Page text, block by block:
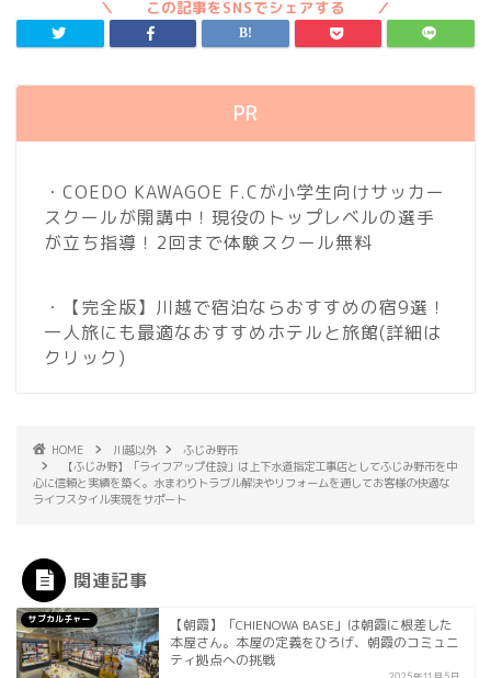
PR
・COEDO KAWAGOE F.Cが小学生向けサッカー
スクールが開講中！現役のトップレベルの選手
が立ち指導！2回まで体験スクール無料
・【完全版】川越で宿泊ならおすすめの宿9選！
一人旅にも最適なおすすめホテルと旅館(詳細は
クリック)
HOME 川越以外
ふじみ野市
【ふじみ野】「ライフアップ住設」は上下水道指定工事店としてふじみ野市を中
心に信頼と実績を築く。水まわりトラブル解決やリフォームを通してお客様の快適な
ライフスタイル実現をサポート
関連記事
サブカルチャー
【朝霞】「CHIENOWA BASE」は朝霞に根差した
本屋さん。本屋の定義をひろげ、朝霞のコミュニ
ティ拠点への挑戦